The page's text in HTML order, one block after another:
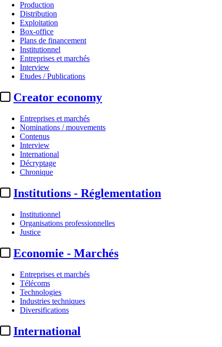
Production
Distribution
Exploitation
Box-office
Plans de financement
Institutionnel
Entreprises et marchés
Interview
Etudes / Publications
Creator economy
Entreprises et marchés
Nominations / mouvements
Contenus
Interview
International
Décryptage
Chronique
Institutions - Réglementation
Institutionnel
Organisations professionnelles
Justice
Economie - Marchés
Entreprises et marchés
Télécoms
Technologies
Industries techniques
Diversifications
International